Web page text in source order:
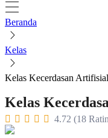
Beranda
Kelas
Kelas Kecerdasan
Kelas
4.72 (18